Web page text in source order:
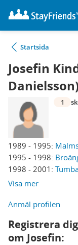
Startsida
Josefin
1989 - 1995:
1995 - 1998:
1998 - 2001:
Visa mer
1
Anmäl profilen
Registrera
om Josefin: